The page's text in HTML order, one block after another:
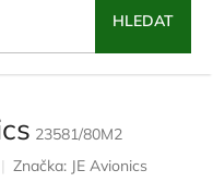
HLEDAT
23581/80M2
Značka: JE Avionics